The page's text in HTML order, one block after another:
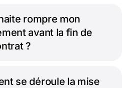
rompre mon
avant la fin de
?
se déroule la mise